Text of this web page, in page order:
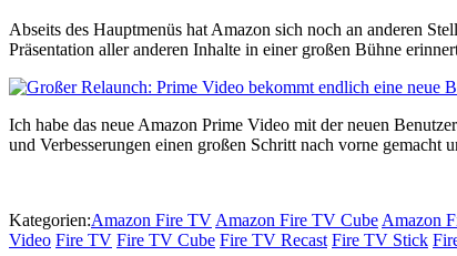
Abseits des Hauptmenüs hat Amazon sich noch an anderen
Präsentation aller anderen Inhalte in einer großen Bühne
Ich habe das neue Amazon Prime Video mit der neuen
und Verbesserungen einen großen Schritt nach vorne
Kategorien:Amazon Fire TV Amazon Fire TV Cube Amazon
Video Fire TV Fire TV Cube Fire TV Recast Fire TV Stick